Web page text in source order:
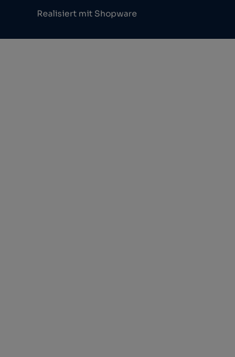
Realisiert mit Shopware